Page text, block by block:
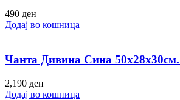
490 ден
Додај во кошница
Чанта Дивина Сина
2,190 ден
Додај во кошница